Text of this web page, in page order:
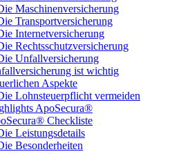
Maschinenversicherung
Transportversicherung
Internetversicherung
Rechtsschutzversicherung
Unfallversicherung
ist wichtig
Aspekte
Lohnsteuerpflicht vermeiden
ApoSecura®
Checkliste
Leistungsdetails
Besonderheiten